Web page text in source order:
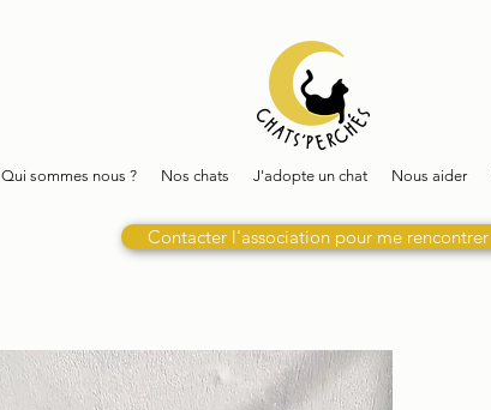
Qui sommes nous ? Nos chats J'adopte un chat Nous aider
Contacter l'association pour me rencontrer